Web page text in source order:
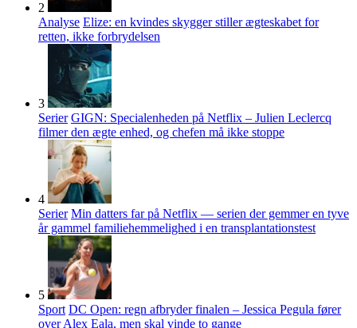
2
Analyse Elize: en kvindes skygger stiller ægteskabet for
retten, ikke forbrydelsen
3
Serier GIGN: Specialenheden på Netflix – Julien Leclercq
filmer den ægte enhed, og chefen må ikke stoppe
4
Serier Min datters far på Netflix — serien der gemmer en tyve
år gammel familiehemmelighed i en transplantationstest
5
Sport DC Open: regn afbryder finalen – Jessica Pegula fører
over Alex Eala, men skal vinde to gange